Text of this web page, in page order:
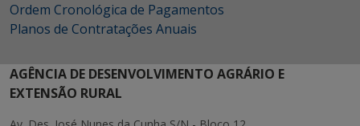
Ordem Cronológica de Pagamentos
Planos de Contratações Anuais
AGÊNCIA DE DESENVOLVIMENTO AGRÁRIO E
EXTENSÃO RURAL